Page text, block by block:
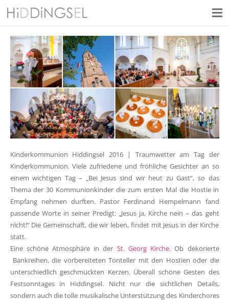
Kinderkommunion Hiddingsel 2016 | Traumwetter am Tag der
Kinderkommunion. Viele zufriedene und fröhliche Gesichter an so
einem wichtigen Tag – „Bei Jesus sind wir heut zu Gast“, so das
Thema der 30 Kommunionkinder die zum ersten Mal die Hostie in
Empfang nehmen durften. Pastor Ferdinand Hempelmann fand
passende Worte in seiner Predigt: „Jesus ja, Kirche nein – das geht
nicht!“ Die Gemeinschaft, die wir leben, findet mit Jesus in der Kirche
statt.
Eine schöne Atmosphäre in der St. Georg Kirche. Ob dekorierte
Bankreihen, die vorbereiteten Tonteller mit den Hostien oder die
unterschiedlich geschmückten Kerzen. Überall schöne Gesten des
Festsonntages in Hiddingsel. Nicht nur die sichtlichen Details,
sondern auch die tolle musikalische Unterstützung des Kinderchores